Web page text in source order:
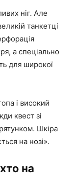
ніг. Але
танкетці
а спеціально
для широкої
і високий
квест зі
Шкіра
на нозі».
на